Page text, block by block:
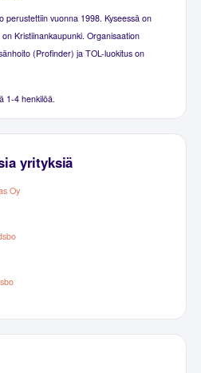
perustettiin vuonna 1998. Kyseessä on
Kristiinankaupunki. Organisaation
(Profinder) ja TOL-luokitus on
1-4 henkilöä.
yrityksiä
Oy